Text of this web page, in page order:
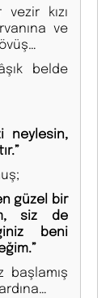
vezir kızı
ve
belde
neylesin,
güzel bir
siz de
beni
başlamış